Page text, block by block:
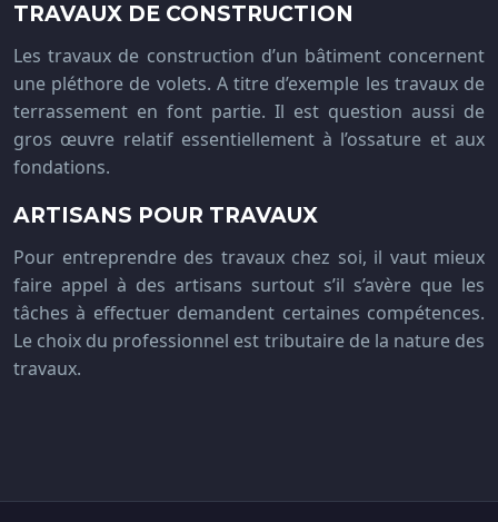
TRAVAUX DE CONSTRUCTION
Les travaux de construction d’un bâtiment concernent
une pléthore de volets. A titre d’exemple les travaux de
terrassement en font partie. Il est question aussi de
gros œuvre relatif essentiellement à l’ossature et aux
fondations.
ARTISANS POUR TRAVAUX
Pour entreprendre des travaux chez soi, il vaut mieux
faire appel à des artisans surtout s’il s’avère que les
tâches à effectuer demandent certaines compétences.
Le choix du professionnel est tributaire de la nature des
travaux.